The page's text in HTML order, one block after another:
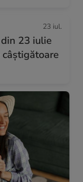
23 iul.
23 iulie